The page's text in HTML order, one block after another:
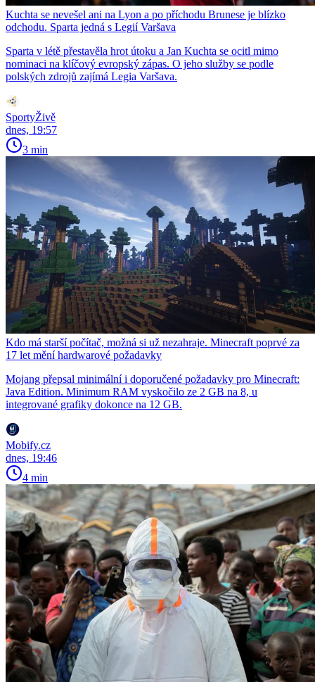
Kuchta se nevešel ani na Lyon a po příchodu Brunese je blízko
odchodu. Sparta jedná s Legií Varšava
Sparta v létě přestavěla hrot útoku a Jan Kuchta se ocitl mimo
nominaci na klíčový evropský zápas. O jeho služby se podle
polských zdrojů zajímá Legia Varšava.
SportyŽivě
dnes, 19:57
3 min
Kdo má starší počítač, možná si už nezahraje. Minecraft poprvé za
17 let mění hardwarové požadavky
Mojang přepsal minimální i doporučené požadavky pro Minecraft:
Java Edition. Minimum RAM vyskočilo ze 2 GB na 8, u
integrované grafiky dokonce na 12 GB.
Mobify.cz
dnes, 19:46
4 min